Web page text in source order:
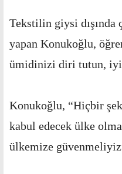
Tekstilin giysi dışında
yapan Konukoğlu,
ümidinizi diri tutun, iyi
Konukoğlu, “Hiçbir
kabul edecek ülke
ülkemize